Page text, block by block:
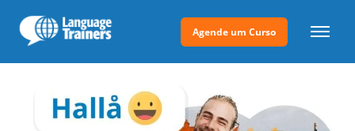
Agende um Curso